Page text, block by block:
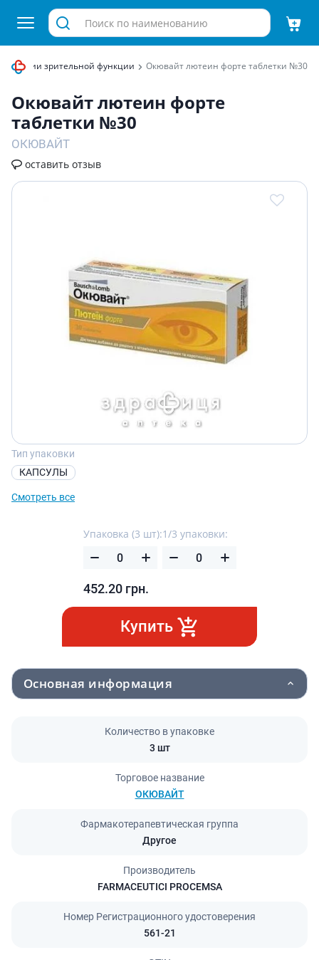
зрительной функции Окювайт лютеин форте таблетки №30
Окювайт лютеин форте
таблетки №30
ОКЮВАЙТ
оставить отзыв
Тип упаковки
КАПСУЛЫ
Смотреть все
Упаковка (3 шт):
452.20 грн.
1/3 упаковки:
Купить
Основная информация
Количество в упаковке
3 шт
Торговое название
ОКЮВАЙТ
Фармакотерапевтическая группа
Другое
Производитель
FARMACEUTICI PROCEMSA
Номер Регистрационного удостоверения
561-21